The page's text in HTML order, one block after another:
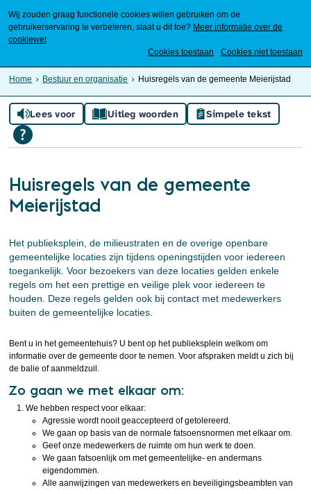
Wij zouden graag functionele cookies willen gebruiken om de
gebruikerservaring te verbeteren, staat u dit toe? Meer informatie over de
cookiewet
Cookies toestaan
Cookies niet toestaan
Home Bestuur en organisatie Huisregels van de gemeente Meierijstad
Lees voor Uitleg woorden Simpele tekst
Huisregels van de gemeente
Meierijstad
Het publieksplein, de milieustraten en de overige openbare
gemeentelijke locaties zijn tijdens openingstijden voor iedereen
toegankelijk. Voor bezoekers van deze locaties gelden enkele
regels om het een prettige en veilige plek voor iedereen te
houden. Deze regels gelden ook bij contact met medewerkers
buiten de gemeentelijke locaties.
Bent u in het gemeentehuis? U bent op het publieksplein welkom om
informatie over de gemeente door te nemen. Voor afspraken meldt u zich bij
de balie of aanmeldzuil.
Zo gaan we met elkaar om:
We hebben respect voor elkaar:
Agressie wordt nooit geaccepteerd of getolereerd.
We gaan op basis van de normale fatsoensnormen met elkaar om.
Geef onze medewerkers de ruimte om hun werk te doen.
We gaan fatsoenlijk om met gemeentelijke- en andermans
eigendommen.
Alle aanwijzingen van medewerkers en beveiligingsbeambten van